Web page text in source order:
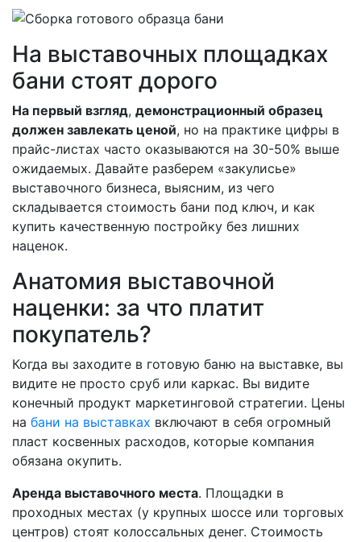
На выставочных площадках
бани стоят дорого
На первый взгляд, демонстрационный образец
должен завлекать ценой, но на практике цифры в
прайс-листах часто оказываются на 30-50% выше
ожидаемых. Давайте разберем «закулисье»
выставочного бизнеса, выясним, из чего
складывается стоимость бани под ключ, и как
купить качественную постройку без лишних
наценок.
Анатомия выставочной
наценки: за что платит
покупатель?
Когда вы заходите в готовую баню на выставке, вы
видите не просто сруб или каркас. Вы видите
конечный продукт маркетинговой стратегии. Цены
на бани на выставках включают в себя огромный
пласт косвенных расходов, которые компания
обязана окупить.
Аренда выставочного места. Площадки в
проходных местах (у крупных шоссе или торговых
центров) стоят колоссальных денег. Стоимость